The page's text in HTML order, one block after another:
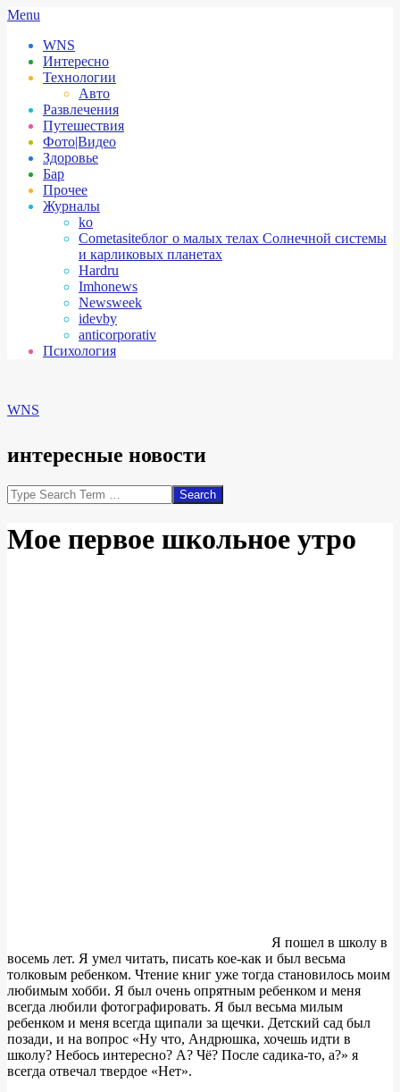
Skip
content
Secondary
Menu
Menu
WNS
Интересно
Технологии
Авто
Развлечения
Путешествия
Фото|Видео
Здоровье
Бар
Прочее
Журналы
ko
Cometasiteблог о малых телах Солнечной системы
и карликовых планетах
Hardru
Imhonews
Newsweek
idevby
anticorporativ
Психология
WNS
интересные новости
Search
Мое первое школьное утро
Я пошел в школу в
восемь лет. Я умел читать, писать кое-как и был весьма
толковым ребенком. Чтение книг уже тогда становилось моим
любимым хобби. Я был очень опрятным ребенком и меня
всегда любили фотографировать. Я был весьма милым
ребенком и меня всегда щипали за щечки. Детский сад был
позади, и на вопрос «Ну что, Андрюшка, хочешь идти в
школу? Небось интересно? А? Чё? После садика-то, а?» я
всегда отвечал твердое «Нет».